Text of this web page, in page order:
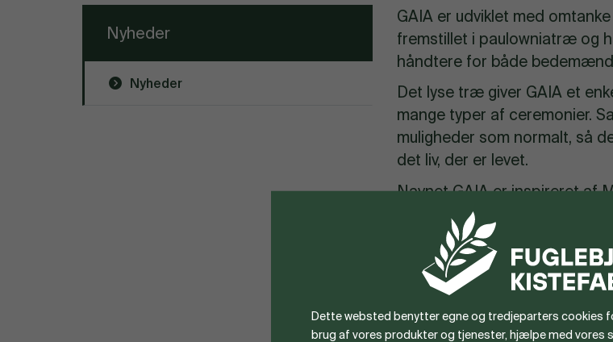
Nyheder
Nyheder
GAIA er udviklet med
fremstillet i paulowniatræ og
håndtere for både
Det lyse træ giver GAIA et
mange typer af ceremonier.
muligheder som normalt, så
det liv, der er levet.
Navnet GAIA er inspireret af
udvikle vores arbejde i en
æstetik eller funktion.
Hos Fuglebjerg Kistefabrik
GAIA ønsker vi at tilbyde
et lettere og mere naturligt
Dette websted benytter egne og tredjeparters cookies
brug af vores produkter og tjenester, hjælpe med vores